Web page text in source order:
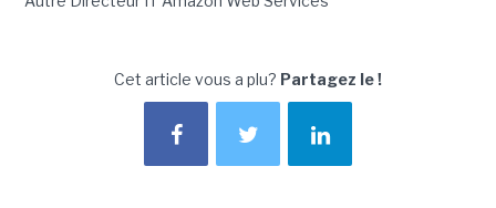
Cet article vous a plu? Partagez le !